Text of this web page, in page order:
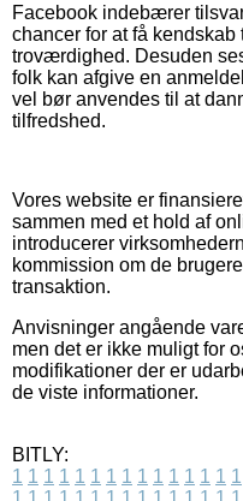
Facebook indebærer
chancer for at få
troværdighed. Desuden
folk kan afgive en
vel bør anvendes til at
tilfredshed.
Vores website er
sammen med et hold af
introducerer
kommission om de
transaktion.
Anvisninger angående
men det er ikke muligt for
modifikationer der er
de viste informationer.
BITLY:
1 1 1 1 1 1 1 1 1 1 1 1 1 1 1